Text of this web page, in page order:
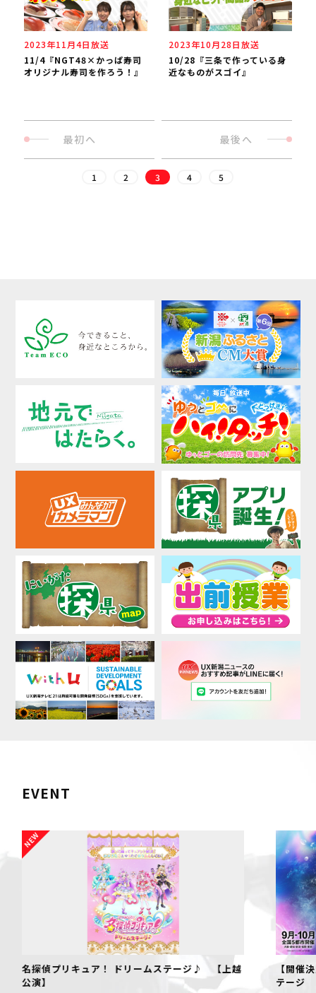
2023年11月4日放送
11/4『NGT48×かっぱ寿司
オリジナル寿司を作ろう！』
2023年10月28日放送
10/28『三条で作っている身
近なものがスゴイ』
最初へ
1 2 3 4 5
最後へ
EVENT
名探偵プリキュア！ ドリームステージ♪ 【上越
公演】
【開催
テージ